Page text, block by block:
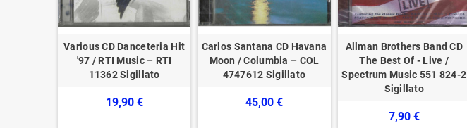
Various CD Danceteria Hit
'97 / RTI Music – RTI
11362 Sigillato
19,90 €
Carlos Santana CD Havana
Moon / Columbia – COL
4747612 Sigillato
45,00 €
Allman Brothers Band CD
The Best Of - Live /
Spectrum Music 551 824-2
Sigillato
7,90 €